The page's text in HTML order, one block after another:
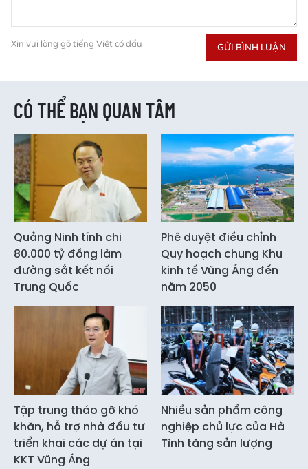
Xin vui lòng gõ tiếng Việt có dấu GỬI BÌNH LUẬN
CÓ THỂ BẠN QUAN TÂM
Quảng Ninh tính chi
80.000 tỷ đồng làm
đường sắt kết nối
Trung Quốc
Phê duyệt điều chỉnh
Quy hoạch chung Khu
kinh tế Vũng Áng đến
năm 2050
Tập trung tháo gỡ khó
khăn, hỗ trợ nhà đầu tư
triển khai các dự án tại
KKT Vũng Áng
Nhiều sản phẩm công
nghiệp chủ lực của Hà
Tĩnh tăng sản lượng